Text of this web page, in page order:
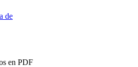
de
en PDF